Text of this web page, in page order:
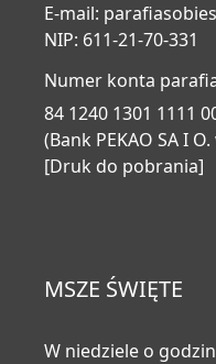
E-mail:
NIP: 611-21-70-331
Numer konta
84 1240 1301 1111
(Bank PEKAO SA I
[Druk do pobrania]
MSZE ŚWIĘTE
W niedziele o